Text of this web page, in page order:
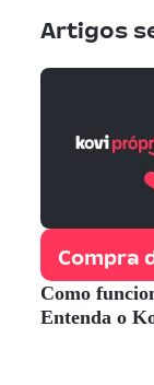
Artigos
Compra
Como
Entenda o